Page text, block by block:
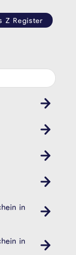
Z Register
in
in